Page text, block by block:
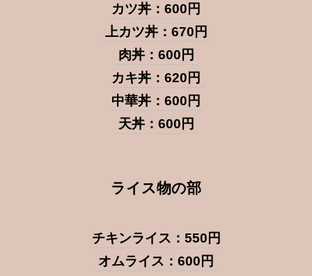
カツ丼：600円
上カツ丼：670円
肉丼：600円
カキ丼：620円
中華丼：600円
天丼：600円
ライス物の部
チキンライス：550円
オムライス：600円